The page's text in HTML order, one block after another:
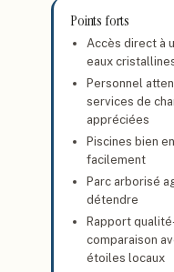
Points forts
Accès direct à
eaux
Personnel
services de
appréciées
Piscines bien
facilement
Parc arborisé
détendre
Rapport
comparaison
étoiles locaux